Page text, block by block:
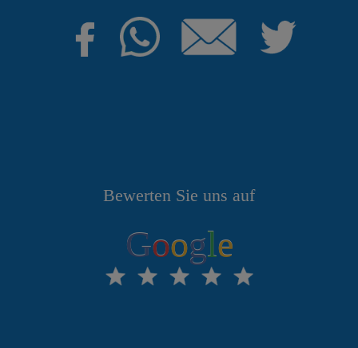
Bewerten Sie uns auf
Google